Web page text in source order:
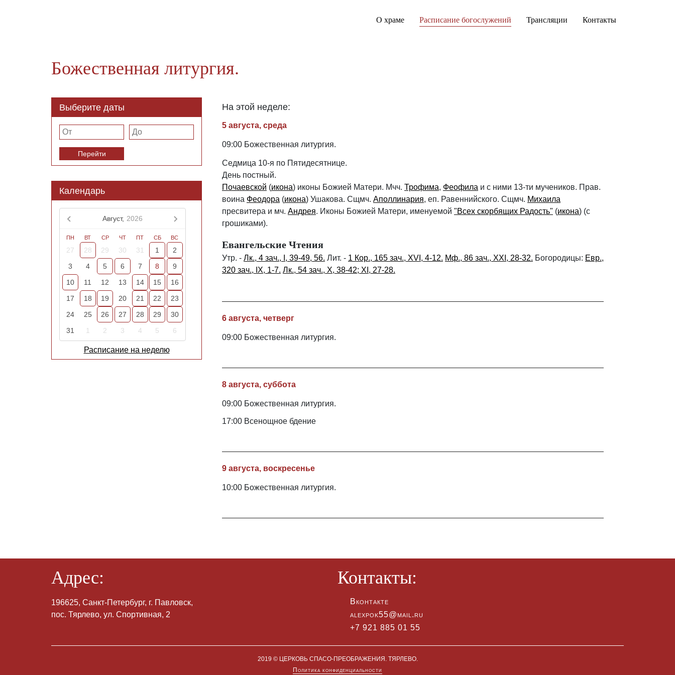
О храме Расписание богослужений Трансляции Контакты
Божественная литургия.
Выберите даты
Перейти
Календарь
Август, 2026
ПН ВТ СР ЧТ ПТ СБ ВС
27 28 29 30 31 1
2
3
4 5 6 7 8
9
10
11 12 13 14 15
16
17
18 19 20 21 22
23
24
25 26 27 28 29
30
31
1 2 3 4 5 6
Расписание на неделю
На этой неделе:
5 августа, среда
09:00 Божественная литургия.
Седмица 10-я по Пятидесятнице.
День постный.
Почаевской (икона) иконы Божией Матери. Мчч. Трофима, Феофила и с ними 13-ти мучеников. Прав.
воина Феодора (икона) Ушакова. Сщмч. Аполлинария, еп. Равеннийского. Сщмч. Михаила
пресвитера и мч. Андрея. Иконы Божией Матери, именуемой "Всех скорбящих Радость" (икона) (с
грошиками).
Евангельские Чтения
Утр. - Лк., 4 зач., I, 39-49, 56. Лит. - 1 Кор., 165 зач., XVI, 4-12. Мф., 86 зач., XXI, 28-32. Богородицы: Евр.,
320 зач., IX, 1-7. Лк., 54 зач., X, 38-42; XI, 27-28.
6 августа, четверг
09:00 Божественная литургия.
8 августа, суббота
09:00 Божественная литургия.
17:00 Всенощное бдение
9 августа, воскресенье
10:00 Божественная литургия.
Адрес:
196625, Санкт-Петербург, г. Павловск,
пос. Тярлево, ул. Спортивная, 2
Контакты:
Вконтакте
alexpok55@mail.ru
+7 921 885 01 55
2019 © ЦЕРКОВЬ СПАСО-ПРЕОБРАЖЕНИЯ. ТЯРЛЕВО.
Политика конфиденциальности